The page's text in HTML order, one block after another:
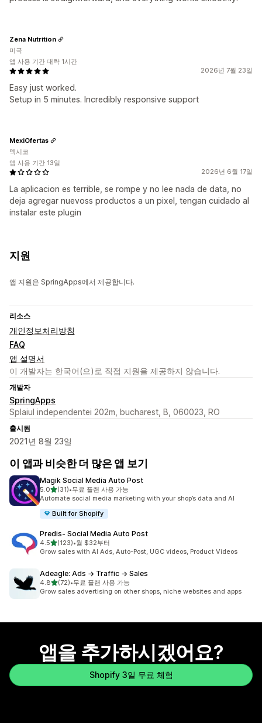
2026년 7월 23일
Easy just worked.
Setup in 5 minutes. Incredibly responsive support
Zena Nutrition
미국
앱 사용 기간 대략 1시간
2026년 6월 17일
La aplicacion es terrible, se rompe y no lee nada de data, no
deja agregar nuevoss productos a un pixel, tengan cuidado al
instalar este plugin
MexiOfertas
멕시코
앱 사용 기간 13일
지원
앱 지원은 SpringApps에서 제공합니다.
리소스
개인정보처리방침
FAQ
앱 설명서
이 개발자는 한국어(으)로 직접 지원을 제공하지 않습니다.
개발자
SpringApps
Splaiul independentei 202m, bucharest, B, 060023, RO
출시됨
2021년 8월 23일
이 앱과 비슷한 더 많은 앱 보기
Magik Social Media Auto Post
5.0별 5개 중
(31)
총 리뷰 31개
•무료 플랜 사용 가능
Automate social media marketing with your shop’s data and AI
Built for Shopify
Predis‑ Social Media Auto Post
4.5별 5개 중
(123)
총 리뷰 123개
•월 $32부터
Grow sales with AI Ads, Auto-Post, UGC videos, Product Videos
Adeagle: Ads → Traffic → Sales
4.8별 5개 중
(72)
총 리뷰 72개
•무료 플랜 사용 가능
Grow sales advertising on other shops, niche websites and apps
앱을 추가하시겠어요?
Shopify 3일 무료 체험